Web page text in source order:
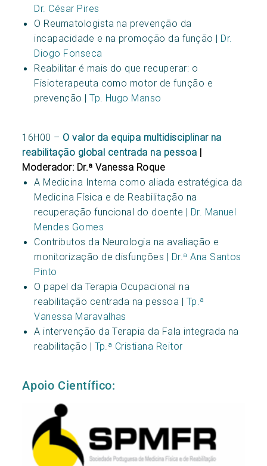
Dr. César Pires
O Reumatologista na prevenção da
incapacidade e na promoção da função | Dr.
Diogo Fonseca
Reabilitar é mais do que recuperar: o
Fisioterapeuta como motor de função e
prevenção |Tp. Hugo Manso
16H00 – O valor da equipa multidisciplinar na
reabilitação global centrada na pessoa |
Moderador: Dr.ª Vanessa Roque
A Medicina Interna como aliada estratégica da
Medicina Física e de Reabilitação na
recuperação funcional do doente | Dr. Manuel
Mendes Gomes
Contributos da Neurologia na avaliação e
monitorização de disfunções | Dr.ª Ana Santos
Pinto
O papel da Terapia Ocupacional na
reabilitação centrada na pessoa | Tp.ª
Vanessa Maravalhas
A intervenção da Terapia da Fala integrada na
reabilitação | Tp.ª Cristiana Reitor
Apoio Científico: